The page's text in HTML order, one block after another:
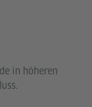
in höheren